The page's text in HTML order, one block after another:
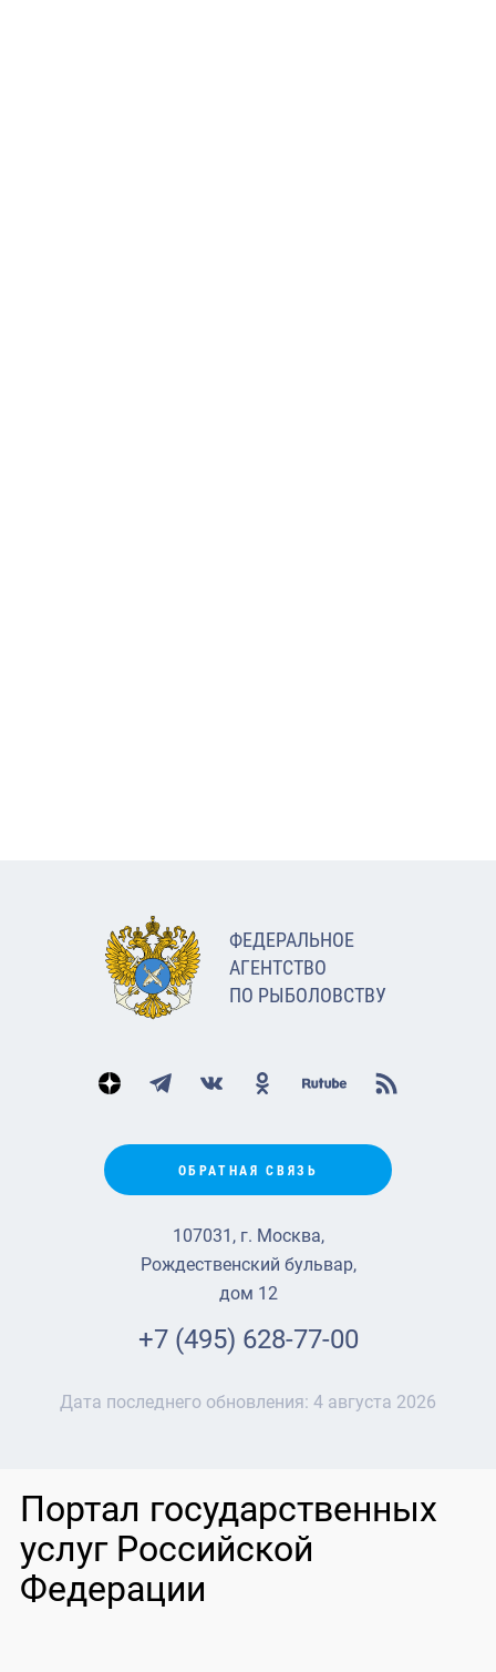
ФЕДЕРАЛЬНОЕ
АГЕНТСТВО
ПО РЫБОЛОВСТВУ
ОБРАТНАЯ СВЯЗЬ
107031, г. Москва,
Рождественский бульвар,
дом 12
+7 (495) 628-77-00
Дата последнего обновления: 4 августа 2026
Портал государственных
услуг Российской
Федерации